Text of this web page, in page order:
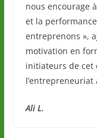
nous encourage
et la
entreprenons »,
motivation en
initiateurs de cet
Ali L.